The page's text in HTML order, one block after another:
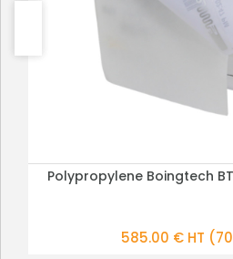
PLUS DE
Polypropylene Boingtech
585.00 € HT